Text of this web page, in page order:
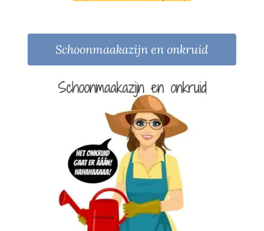
Schoonmaakazijn en onkruid